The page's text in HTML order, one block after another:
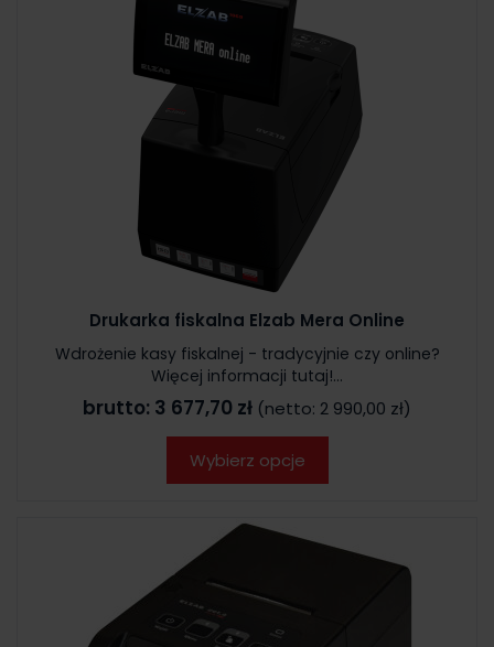
Drukarka fiskalna Elzab Mera Online
Wdrożenie kasy fiskalnej - tradycyjnie czy online?
Więcej informacji tutaj!...
brutto: 3 677,70 zł (netto: 2 990,00 zł)
Wybierz opcje